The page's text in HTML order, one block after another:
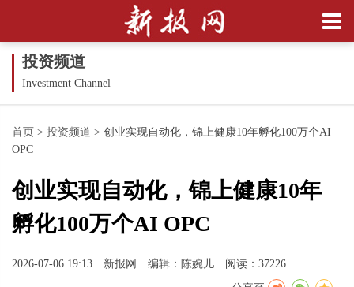
投资频道
Investment Channel
首页 > 投资频道 > 创业实现自动化，锦上健康10年孵化100万个AI
OPC
创业实现自动化，锦上健康10年
孵化100万个AI OPC
2026-07-06 19:13 新报网 编辑：陈婉儿 阅读：37226